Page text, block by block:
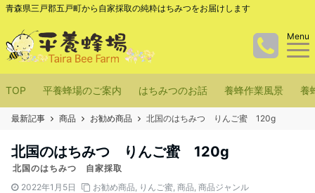
青森県三戸郡五戸町から自家採取の純粋はちみつをお届けします
Menu
TOP 平養蜂場のご案内 はちみつのお話 養蜂作業風景 養
最新記事 商品 お勧め商品 北国のはちみつ りんご蜜 120g
北国のはちみつ りんご蜜 120g
北国のはちみつ 自家採取
2022年1月5日
お勧め商品, りんご蜜, 商品, 商品ジャンル